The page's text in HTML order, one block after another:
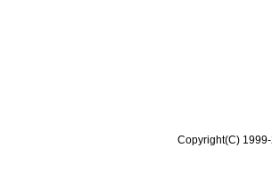
Copyright(C)